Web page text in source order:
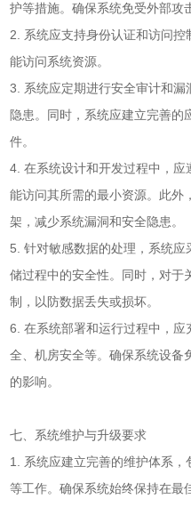
护等措施。确保系统免受外部攻
2. 系统应支持身份认证和访问
能访问系统资源。
3. 系统应定期进行安全审计和
隐患。同时，系统应建立完善
件。
4. 在系统设计和开发过程中，应
能访问其所需的最小资源。此外
架，减少系统漏洞和安全隐患。
5. 针对敏感数据的处理，系统
储过程中的安全性。同时，对于
制，以防数据丢失或损坏。
6. 在系统部署和运行过程中，
全、机房安全等。确保系统设备
的影响。
七、系统维护与升级要求
1. 系统应建立完善的维护体系
等工作。确保系统始终保持在最